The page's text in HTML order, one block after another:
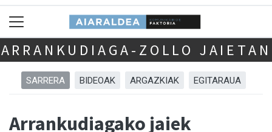
ARRANKUDIAGA-ZOLLO JAIETAN
SARRERA BIDEOAK ARGAZKIAK EGITARAUA
Arrankudiagako jaiek